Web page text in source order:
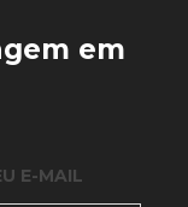
em
E-MAIL